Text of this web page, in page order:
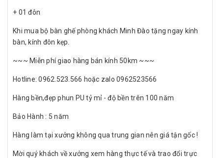
+ 01 đôn
Khi mua bộ bàn ghế phòng khách Minh Đào tặng ngay kính
bàn, kính đôn kẹp.
~~~ Miễn phí giao hàng bán kính 50km ~~~
Hotline: 0962.523.566 hoặc zalo 0962523566
Hàng bền,đẹp phun PU tỷ mỉ - độ bền trên 100 năm
Bảo Hành : 5 năm
Hàng làm tại xưởng không qua trung gian nên giá tận gốc !
Mời quý khách về xưởng xem hàng thực tế và trao đổi trực